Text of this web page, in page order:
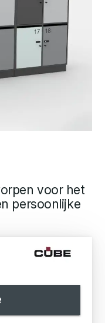
voor het
persoonlijke